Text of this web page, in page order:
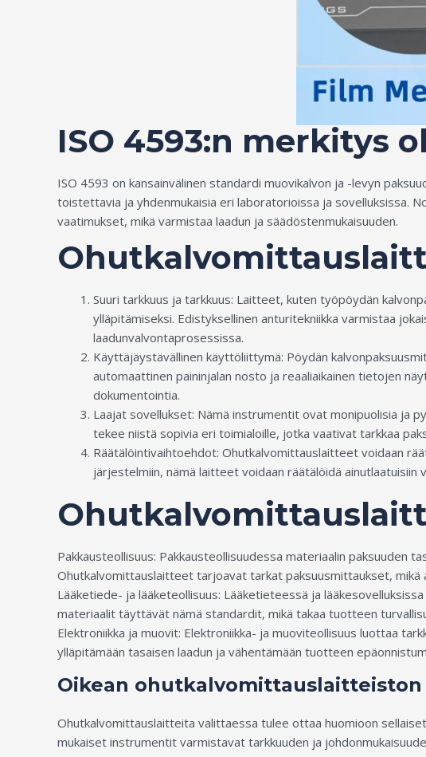
ISO 4593:n merkitys
ISO 4593 on kansainvälinen standardi muovikalvon ja -levyn
toistettavia ja yhdenmukaisia eri laboratorioissa ja sovelluksissa.
vaatimukset, mikä varmistaa laadun ja säädöstenmukaisuuden.
Suuri tarkkuus ja tarkkuus: Laitteet, kuten työpöydän
ylläpitämiseksi. Edistyksellinen anturitekniikka varmistaa
laadunvalvontaprosessissa.
Käyttäjäystävällinen käyttöliittymä: Pöydän
automaattinen paininjalan nosto ja reaaliaikainen tietojen
dokumentointia.
Laajat sovellukset: Nämä instrumentit ovat monipuolisia ja
tekee niistä sopivia eri toimialoille, jotka vaativat tarkkaa
Räätälöintivaihtoehdot: Ohutkalvomittauslaitteet voidaan
järjestelmiin, nämä laitteet voidaan räätälöidä ainutlaatuisiin
Pakkausteollisuus: Pakkausteollisuudessa materiaalin paksuuden
Ohutkalvomittauslaitteet tarjoavat tarkat paksuusmittaukset,
Lääketiede- ja lääketeollisuus: Lääketieteessä ja
materiaalit täyttävät nämä standardit, mikä takaa tuotteen
Elektroniikka ja muovit: Elektroniikka- ja muoviteollisuus luottaa
ylläpitämään tasaisen laadun ja vähentämään tuotteen
Oikean ohutkalvomittauslaitteiston
Ohutkalvomittauslaitteita valittaessa tulee ottaa huomioon
mukaiset instrumentit varmistavat tarkkuuden ja